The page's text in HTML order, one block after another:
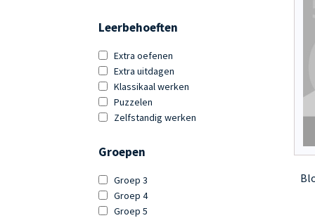
Leerbehoeften
Extra oefenen
Extra uitdagen
Klassikaal werken
Puzzelen
Zelfstandig werken
Groepen
Groep 3
Groep 4
Groep 5